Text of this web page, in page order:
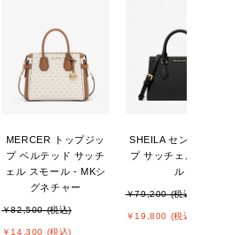
MERCER トップジッ
プ ベルテッド サッチ
ェル スモール - MKシ
グネチャー
￥82,500 (税込)
￥14,300 (税込)
SHEILA センタージッ
プ サッチェル スモー
ル
￥79,200 (税込)
￥19,800 (税込)